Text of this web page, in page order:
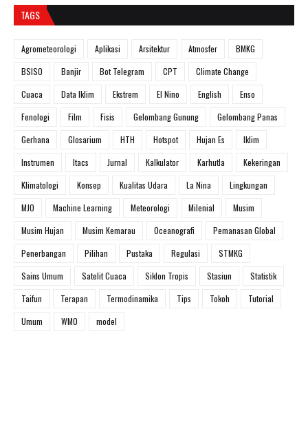
TAGS
Agrometeorologi Aplikasi Arsitektur Atmosfer
BMKG
BSISO
Banjir Bot Telegram CPT
Climate Change
Cuaca
Data Iklim Ekstrem El Nino English
Enso
Fenologi
Film Fisis Gelombang Gunung
Gelombang Panas
Gerhana
Glosarium HTH Hotspot Hujan Es
Iklim
Instrumen
Itacs Jurnal Kalkulator Karhutla
Kekeringan
Klimatologi
Konsep Kualitas Udara La Nina
Lingkungan
MJO
Machine Learning Meteorologi Milenial
Musim
Musim Hujan
Musim Kemarau Oceanografi
Pemanasan Global
Penerbangan
Pilihan Pustaka Regulasi
STMKG
Sains Umum
Satelit Cuaca Siklon Tropis Stasiun
Statistik
Taifun
Terapan Termodinamika Tips Tokoh
Tutorial
Umum
WMO model